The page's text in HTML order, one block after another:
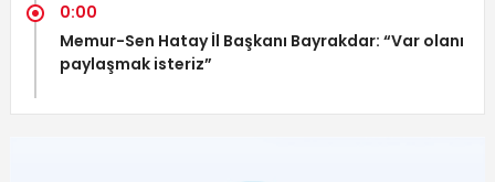
0:00
Memur-Sen Hatay İl Başkanı Bayrakdar: “Var olanı
paylaşmak isteriz”